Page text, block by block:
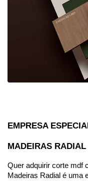
EMPRESA
MADEIRAS RADIAL
Quer adquirir corte mdf
Madeiras Radial é uma